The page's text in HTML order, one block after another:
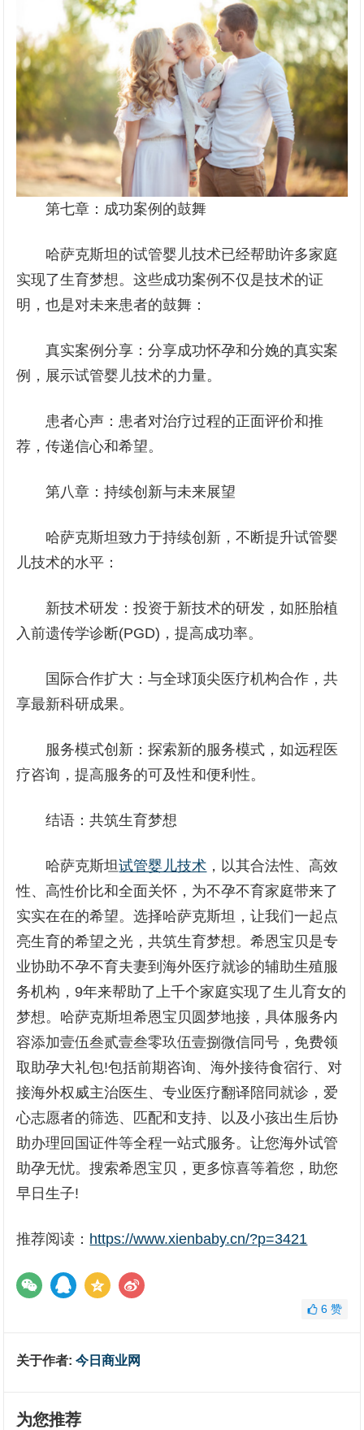
第七章：成功案例的鼓舞
哈萨克斯坦的试管婴儿技术已经帮助许多家庭
实现了生育梦想。这些成功案例不仅是技术的证
明，也是对未来患者的鼓舞：
真实案例分享：分享成功怀孕和分娩的真实案
例，展示试管婴儿技术的力量。
患者心声：患者对治疗过程的正面评价和推
荐，传递信心和希望。
第八章：持续创新与未来展望
哈萨克斯坦致力于持续创新，不断提升试管婴
儿技术的水平：
新技术研发：投资于新技术的研发，如胚胎植
入前遗传学诊断(PGD)，提高成功率。
国际合作扩大：与全球顶尖医疗机构合作，共
享最新科研成果。
服务模式创新：探索新的服务模式，如远程医
疗咨询，提高服务的可及性和便利性。
结语：共筑生育梦想
哈萨克斯坦试管婴儿技术 ，以其合法性、高效
性、高性价比和全面关怀，为不孕不育家庭带来了
实实在在的希望。选择哈萨克斯坦，让我们一起点
亮生育的希望之光，共筑生育梦想。希恩宝贝是专
业协助不孕不育夫妻到海外医疗就诊的辅助生殖服
务机构，9年来帮助了上千个家庭实现了生儿育女的
梦想。哈萨克斯坦希恩宝贝圆梦地接，具体服务内
容添加壹伍叁贰壹叁零玖伍壹捌微信同号，免费领
取助孕大礼包!包括前期咨询、海外接待食宿行、对
接海外权威主治医生、专业医疗翻译陪同就诊，爱
心志愿者的筛选、匹配和支持、以及小孩出生后协
助办理回国证件等全程一站式服务。让您海外试管
助孕无忧。搜索希恩宝贝，更多惊喜等着您，助您
早日生子!
推荐阅读： https://www.xienbaby.cn/?p=3421
6 赞
关于作者:今日商业网
为您推荐